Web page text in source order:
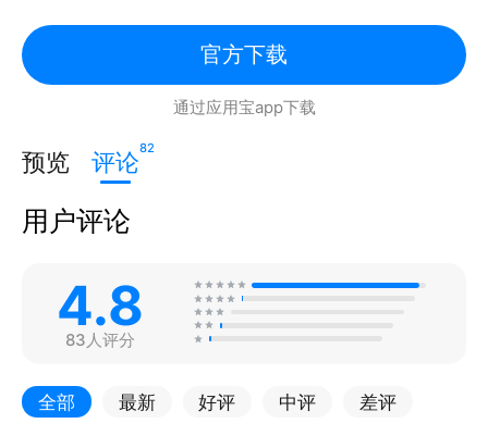
官方下载
通过应用宝app下载
预览 评论82
用户评论
4.8
83人评分
全部 最新 好评 中评 差评